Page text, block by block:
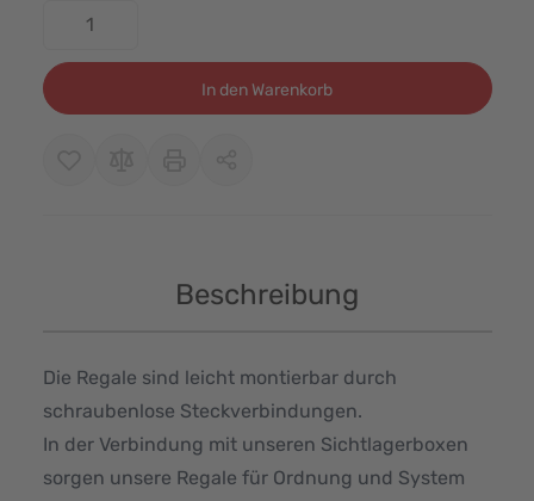
In den Warenkorb
Beschreibung
Die Regale sind leicht montierbar durch
schraubenlose Steckverbindungen.
In der Verbindung mit unseren Sichtlagerboxen
sorgen unsere Regale für Ordnung und System